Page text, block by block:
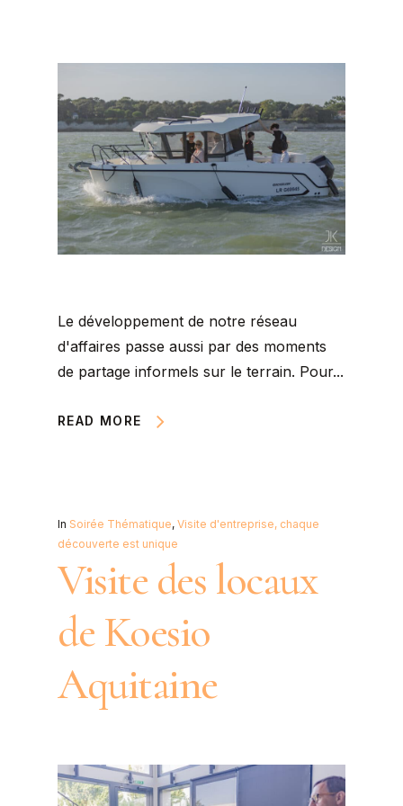
Le développement de notre réseau
d'affaires passe aussi par des moments
de partage informels sur le terrain. Pour...
READ MORE
In Soirée Thématique, Visite d'entreprise, chaque
découverte est unique
Visite des locaux
de Koesio
Aquitaine